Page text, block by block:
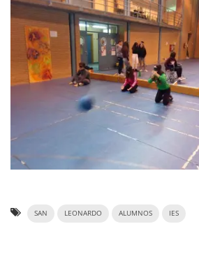
SAN LEONARDO ALUMNOS IES